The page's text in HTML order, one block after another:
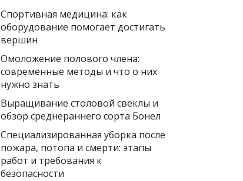
Спортивная медицина: как
оборудование помогает достигать
вершин
Омоложение полового члена:
современные методы и что о них
нужно знать
Выращивание столовой свеклы и
обзор среднераннего сорта Бонел
Специализированная уборка после
пожара, потопа и смерти: этапы
работ и требования к
безопасности